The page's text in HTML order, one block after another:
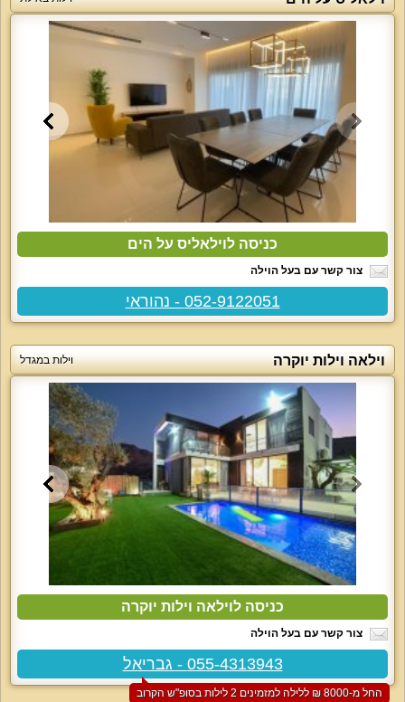
כניסה לוילאליס על הים
צור קשר עם בעל הוילה
052-9122051 - נהוראי
וילאה וילות יוקרה וילות במגדל
כניסה לוילאה וילות יוקרה
צור קשר עם בעל הוילה
055-4313943 - גבריאל
החל מ-‏8000 ₪ ללילה למזמינים 2 לילות בסופ"ש הקרוב